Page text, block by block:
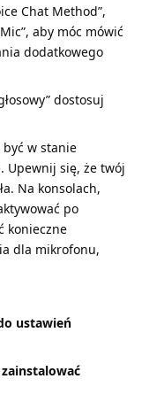
Chat Method”,
aby móc mówić
dodatkowego
dostosuj
być w stanie
Upewnij się, że twój
Na konsolach,
po
konieczne
dla mikrofonu,
ustawień